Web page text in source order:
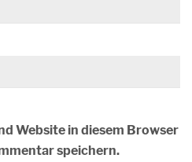
Website in diesem Browser
speichern.